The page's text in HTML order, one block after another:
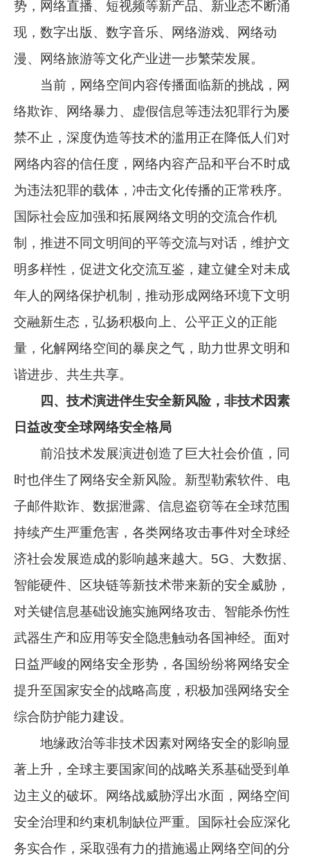
势，网络直播、短视频等新产品、新业态不断涌
现，数字出版、数字音乐、网络游戏、网络动
漫、网络旅游等文化产业进一步繁荣发展。
当前，网络空间内容传播面临新的挑战，网
络欺诈、网络暴力、虚假信息等违法犯罪行为屡
禁不止，深度伪造等技术的滥用正在降低人们对
网络内容的信任度，网络内容产品和平台不时成
为违法犯罪的载体，冲击文化传播的正常秩序。
国际社会应加强和拓展网络文明的交流合作机
制，推进不同文明间的平等交流与对话，维护文
明多样性，促进文化交流互鉴，建立健全对未成
年人的网络保护机制，推动形成网络环境下文明
交融新生态，弘扬积极向上、公平正义的正能
量，化解网络空间的暴戾之气，助力世界文明和
谐进步、共生共享。
四、技术演进伴生安全新风险，非技术因素
日益改变全球网络安全格局
前沿技术发展演进创造了巨大社会价值，同
时也伴生了网络安全新风险。新型勒索软件、电
子邮件欺诈、数据泄露、信息盗窃等在全球范围
持续产生严重危害，各类网络攻击事件对全球经
济社会发展造成的影响越来越大。5G、大数据、
智能硬件、区块链等新技术带来新的安全威胁，
对关键信息基础设施实施网络攻击、智能杀伤性
武器生产和应用等安全隐患触动各国神经。面对
日益严峻的网络安全形势，各国纷纷将网络安全
提升至国家安全的战略高度，积极加强网络安全
综合防护能力建设。
地缘政治等非技术因素对网络安全的影响显
著上升，全球主要国家间的战略关系基础受到单
边主义的破坏。网络战威胁浮出水面，网络空间
安全治理和约束机制缺位严重。国际社会应深化
务实合作，采取强有力的措施遏止网络空间的分